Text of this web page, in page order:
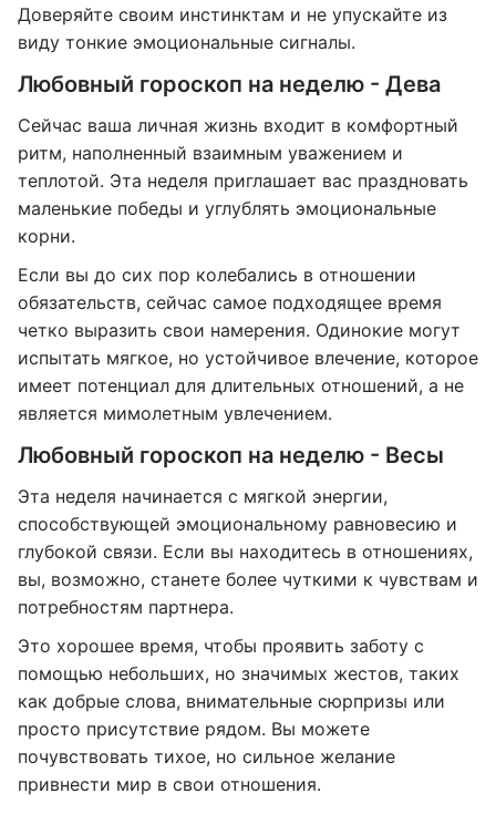
Доверяйте своим инстинктам и не упускайте из
виду тонкие эмоциональные сигналы.
Любовный гороскоп на неделю - Дева
Сейчас ваша личная жизнь входит в комфортный
ритм, наполненный взаимным уважением и
теплотой. Эта неделя приглашает вас праздновать
маленькие победы и углублять эмоциональные
корни.
Если вы до сих пор колебались в отношении
обязательств, сейчас самое подходящее время
четко выразить свои намерения. Одинокие могут
испытать мягкое, но устойчивое влечение, которое
имеет потенциал для длительных отношений, а не
является мимолетным увлечением.
Любовный гороскоп на неделю - Весы
Эта неделя начинается с мягкой энергии,
способствующей эмоциональному равновесию и
глубокой связи. Если вы находитесь в отношениях,
вы, возможно, станете более чуткими к чувствам и
потребностям партнера.
Это хорошее время, чтобы проявить заботу с
помощью небольших, но значимых жестов, таких
как добрые слова, внимательные сюрпризы или
просто присутствие рядом. Вы можете
почувствовать тихое, но сильное желание
привнести мир в свои отношения.